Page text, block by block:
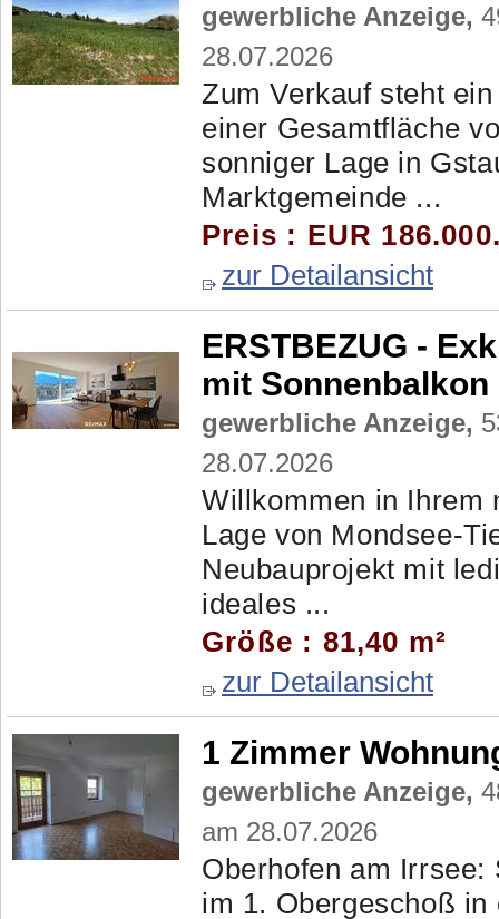
gewerbliche Anzeige,
28.07.2026
Zum Verkauf steht
einer Gesamtfläche
sonniger Lage in
Marktgemeinde ...
Preis : EUR
zur Detailansicht
ERSTBEZUG -
mit
gewerbliche Anzeige,
28.07.2026
Willkommen in Ihrem
Lage von Mondsee-
Neubauprojekt mit
ideales ...
Größe : 81,40 m²
zur Detailansicht
1 Zimmer
gewerbliche Anzeige,
am 28.07.2026
Oberhofen am Irrsee:
im 1. Obergeschoß